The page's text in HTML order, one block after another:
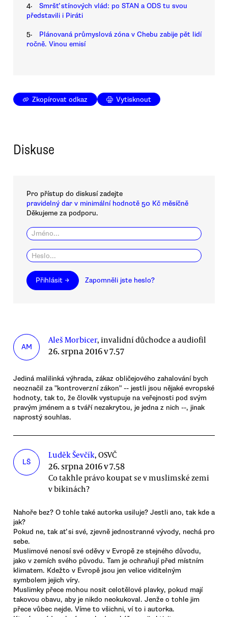
4.
Smršť stínových vlád: po STAN a ODS tu svou
představili i Piráti
5.
Plánovaná průmyslová zóna v Chebu zabije pět lidí
ročně. Vinou emisí
Zkopírovat odkaz Vytisknout
Diskuse
Pro přístup do diskusí zadejte
pravidelný dar v minimální hodnotě 50 Kč měsíčně
Děkujeme za podporu.
Přihlásit → Zapomněli jste heslo?
AM
Aleš Morbicer, invalidní důchodce a audiofil
26. srpna 2016 v 7.57
Jediná malilinká výhrada, zákaz obličejového zahalování bych
neoznačil za "kontroverzní zákon" -- jestli jsou nějaké evropské
hodnoty, tak to, že člověk vystupuje na veřejnosti pod svým
pravým jménem a s tváří nezakrytou, je jedna z nich --, jinak
naprostý souhlas.
LŠ
Luděk Ševčík, OSVČ
26. srpna 2016 v 7.58
Co takhle právo koupat se v muslimské zemi
v bikinách?
Nahoře bez? O tohle také autorka usiluje? Jestli ano, tak kde a
jak?
Pokud ne, tak ať si své, zjevně jednostranné vývody, nechá pro
sebe.
Muslimové nenosí své oděvy v Evropě ze stejného důvodu,
jako v zemích svého původu. Tam je ochraňují před místním
klimatem. Kdežto v Evropě jsou jen velice viditelným
symbolem jejich víry.
Muslimky přece mohou nosit celotělové plavky, pokud mají
takovou obavu, aby je nikdo neokukoval. Jenže o tohle jim
přece vůbec nejde. Víme to všichni, ví to i autorka.